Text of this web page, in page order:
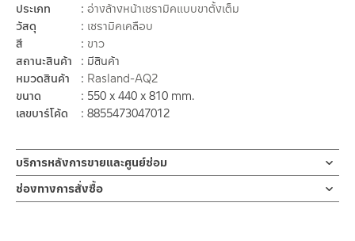
ประเภท
อ่างล้างหน้าเซรามิคแบบขาตั้งเต็ม
วัสดุ
เซรามิคเคลือบ
สี
ขาว
สถานะสินค้า
มีสินค้า
หมวดสินค้า
Rasland-AQ2
ขนาด
550 x 440 x 810 mm.
เลขบาร์โค้ด
8855473047012
บริการหลังการขายและศูนย์ซ่อม
ช่องทางออนไลน์
– Email: contact@charnpaiboon.com
ช่องทางการสั่งซื้อ